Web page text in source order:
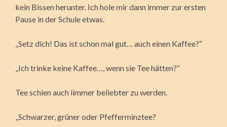
kein Bissen herunter. Ich hole mir dann immer zur ersten
Pause in der Schule etwas.
„Setz dich! Das ist schon mal gut… auch einen Kaffee?“
„Ich trinke keine Kaffee…, wenn sie Tee hätten?“
Tee schien auch iimmer beliebter zu werden.
„Schwarzer, grüner oder Pfefferminztee?